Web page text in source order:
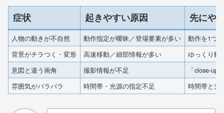
症状 起きやすい原因 先にや
人物の動きが不自然 動作指定が曖昧／登場要素が多い
動作を1つ
背景がチラつく・変形
高速移動／細部情報が多い
ゆっくり動
意図と違う画角
撮影情報が不足
「close-up
雰囲気がバラバラ
時間帯・光源の指定不足 時間帯と光